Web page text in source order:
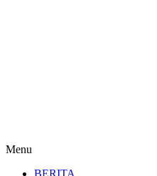
Menu
BERITA